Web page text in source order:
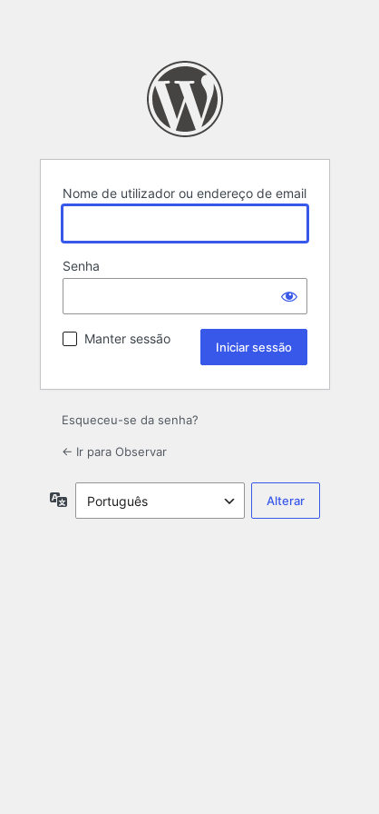
Nome de utilizador ou endereço de email
Senha
Manter sessão
Esqueceu-se da senha?
← Ir para Observar
Idioma